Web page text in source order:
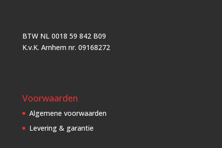
BTW NL 0018 59 842 B09
K.v.K. Arnhem nr. 09168272
Voorwaarden
Algemene voorwaarden
Levering & garantie